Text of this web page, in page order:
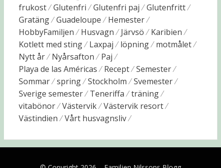
frukost
Glutenfri Glutenfri paj
Glutenfritt
Gratäng
Guadeloupe
Hemester
HobbyFamiljen
Husvagn Järvsö
Karibien
Kotlett med sting
Laxpaj löpning
motmålet
Nytt år
Nyårsafton
Paj
Playa de las Américas
Recept
Semester
Sommar
spring Stockholm
Svemester
Sverige semester
Teneriffa
träning
vitabönor
Västervik
Västervik resort
Västindien
Vårt husvagnsliv